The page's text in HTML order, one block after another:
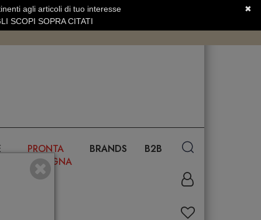
SERVIZIO CLIENTI +39.0773.470.562
PRONTA
CONSEGNA
BRANDS B2B
✖
agli articoli di tuo interesse
SCOPI SOPRA CITATI